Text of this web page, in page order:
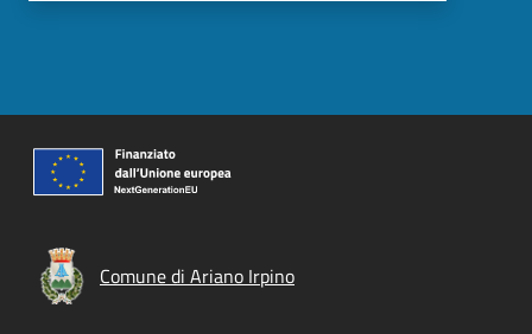
Comune di Ariano Irpino